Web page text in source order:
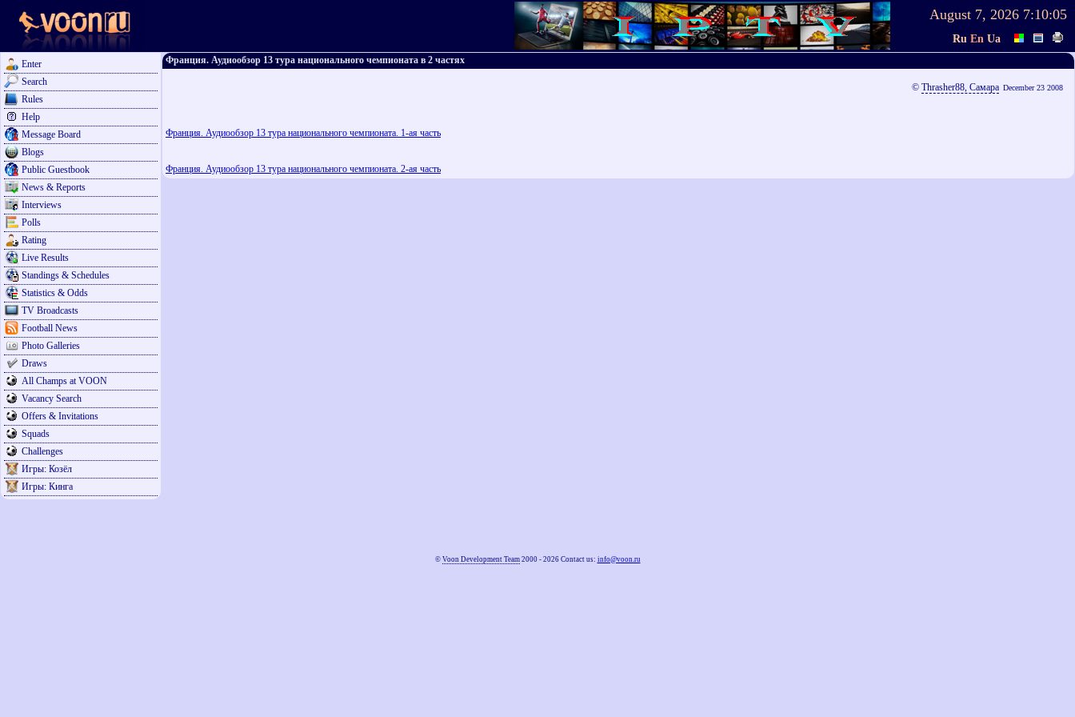
August 7, 2026 7:10:05
Ru En Ua
Enter
Search
Rules
Help
Message Board
Blogs
Public Guestbook
News & Reports
Interviews
Polls
Rating
Live Results
Standings & Schedules
Statistics & Odds
TV Broadcasts
Football News
Photo Galleries
Draws
All Champs at VOON
Vacancy Search
Offers & Invitations
Squads
Challenges
Игры: Козёл
Игры: Кинга
Франция. Аудиообзор 13 тура национального чемпионата в 2 частях
© Thrasher88, Самара December 23 2008
Франция. Аудиообзор 13 тура национального чемпионата. 1-ая часть
Франция. Аудиообзор 13 тура национального чемпионата. 2-ая часть
© Voon Development Team2000 - 2026 Contact us: info@voon.ru